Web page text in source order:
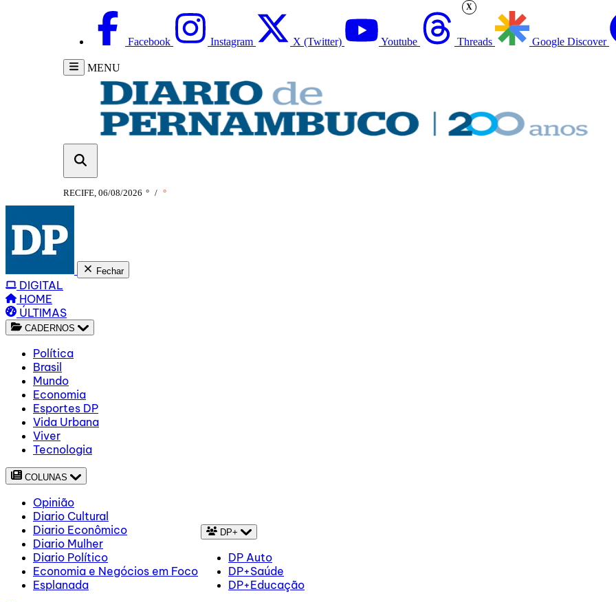
Facebook Instagram X (Twitter) Youtube Threads Google Discover
MENU
RECIFE, 06/08/2026 ° / °
Fechar
DIGITAL
HOME
ÚLTIMAS
CADERNOS
Política
Brasil
Mundo
Economia
Esportes DP
Vida Urbana
Viver
Tecnologia
COLUNAS
Opinião
Diario Cultural
Diario Econômico
Diario Mulher
Diario Político
Economia e Negócios em Foco
Esplanada
DP+
DP Auto
DP+Saúde
DP+Educação
X